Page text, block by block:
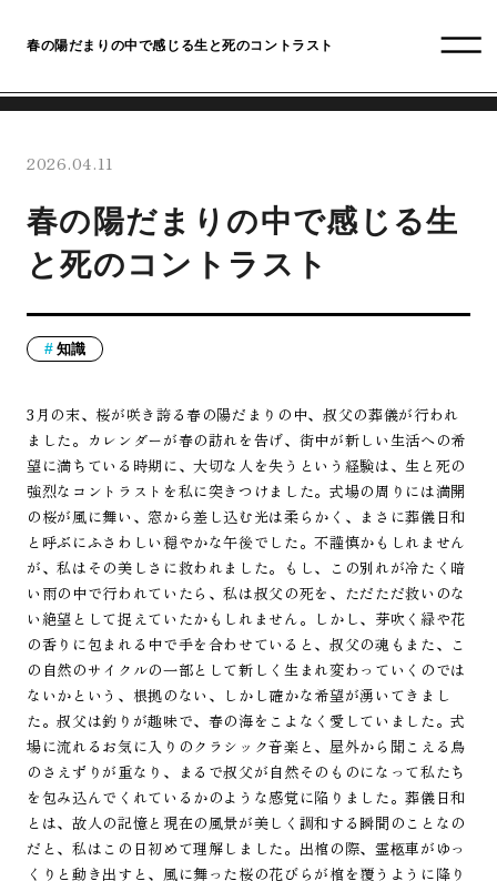
春の陽だまりの中で感じる生と死のコントラスト
2026.04.11
春の陽だまりの中で感じる生
と死のコントラスト
知識
3月の末、桜が咲き誇る春の陽だまりの中、叔父の葬儀が行われ
ました。カレンダーが春の訪れを告げ、街中が新しい生活への希
望に満ちている時期に、大切な人を失うという経験は、生と死の
強烈なコントラストを私に突きつけました。式場の周りには満開
の桜が風に舞い、窓から差し込む光は柔らかく、まさに葬儀日和
と呼ぶにふさわしい穏やかな午後でした。不謹慎かもしれません
が、私はその美しさに救われました。もし、この別れが冷たく暗
い雨の中で行われていたら、私は叔父の死を、ただただ救いのな
い絶望として捉えていたかもしれません。しかし、芽吹く緑や花
の香りに包まれる中で手を合わせていると、叔父の魂もまた、こ
の自然のサイクルの一部として新しく生まれ変わっていくのでは
ないかという、根拠のない、しかし確かな希望が湧いてきまし
た。叔父は釣りが趣味で、春の海をこよなく愛していました。式
場に流れるお気に入りのクラシック音楽と、屋外から聞こえる鳥
のさえずりが重なり、まるで叔父が自然そのものになって私たち
を包み込んでくれているかのような感覚に陥りました。葬儀日和
とは、故人の記憶と現在の風景が美しく調和する瞬間のことなの
だと、私はこの日初めて理解しました。出棺の際、霊柩車がゆっ
くりと動き出すと、風に舞った桜の花びらが棺を覆うように降り